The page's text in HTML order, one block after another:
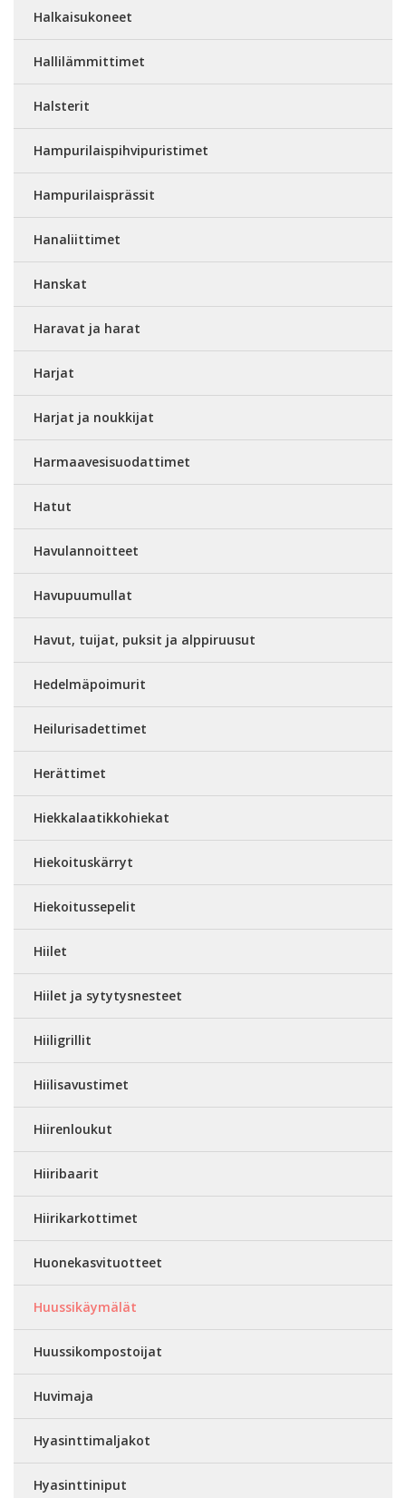
Halkaisukoneet
Hallilämmittimet
Halsterit
Hampurilaispihvipuristimet
Hampurilaisprässit
Hanaliittimet
Hanskat
Haravat ja harat
Harjat
Harjat ja noukkijat
Harmaavesisuodattimet
Hatut
Havulannoitteet
Havupuumullat
Havut, tuijat, puksit ja alppiruusut
Hedelmäpoimurit
Heilurisadettimet
Herättimet
Hiekkalaatikkohiekat
Hiekoituskärryt
Hiekoitussepelit
Hiilet
Hiilet ja sytytysnesteet
Hiiligrillit
Hiilisavustimet
Hiirenloukut
Hiiribaarit
Hiirikarkottimet
Huonekasvituotteet
Huussikäymälät
Huussikompostoijat
Huvimaja
Hyasinttimaljakot
Hyasinttiniput